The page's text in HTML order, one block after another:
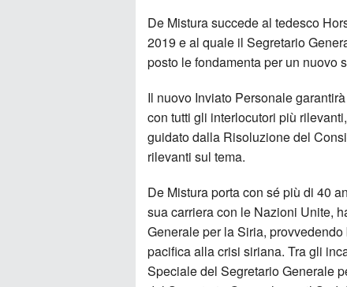
De Mistura succede al tedesco
2019 e al quale il Segretario
posto le fondamenta per un nuovo
Il nuovo Inviato Personale
con tutti gli interlocutori più
guidato dalla Risoluzione del
rilevanti sul tema.
De Mistura porta con sé più di 40
sua carriera con le Nazioni Unite,
Generale per la Siria,
pacifica alla crisi siriana. Tra gli
Speciale del Segretario Generale